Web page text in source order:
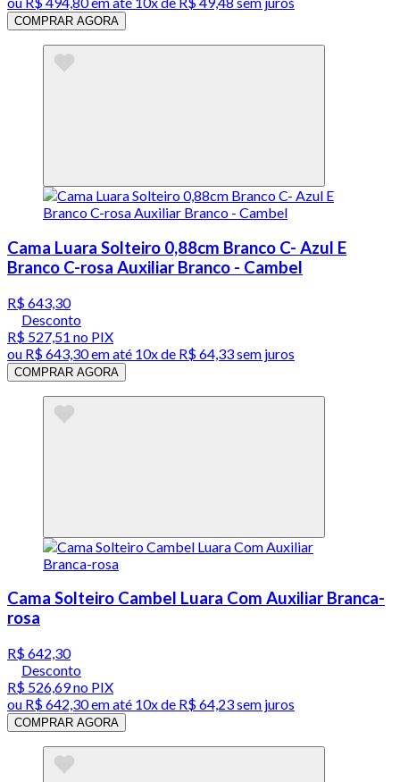
COMPRAR AGORA
Cama Luara Solteiro 0,88cm Branco C- Azul E
Branco C-rosa Auxiliar Branco - Cambel
R$ 643,30
Desconto
R$ 527,51 no PIX
ou R$ 643,30em até 10x de R$ 64,33 sem juros
COMPRAR AGORA
Cama Solteiro Cambel Luara Com Auxiliar Branca-
rosa
R$ 642,30
Desconto
R$ 526,69no PIX
ou R$ 642,30em até 10x de R$ 64,23 sem juros
COMPRAR AGORA